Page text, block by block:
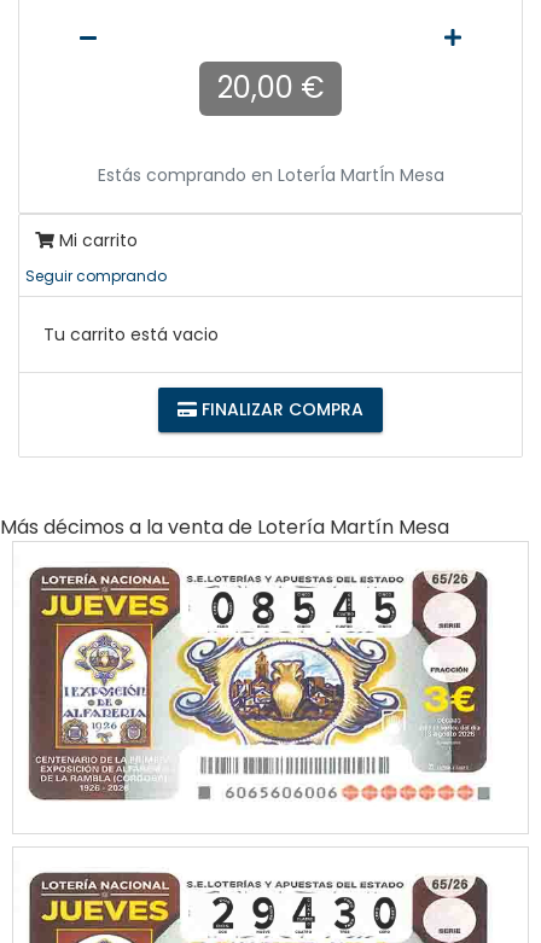
20,00 €
Estás comprando en LoterÍa MartÍn Mesa
Mi carrito
Seguir comprando
Tu carrito está vacio
FINALIZAR COMPRA
Más décimos a la venta de Lotería Martín Mesa